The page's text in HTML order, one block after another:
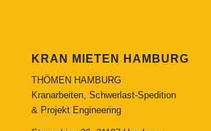
KRAN MIETEN HAMBURG
THÖMEN HAMBURG
Kranarbeiten, Schwerlast-Spedition
& Projekt Engineering